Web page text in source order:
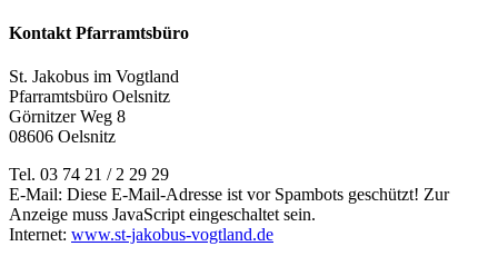
Kontakt Pfarramtsbüro
St. Jakobus im Vogtland
Pfarramtsbüro Oelsnitz
Görnitzer Weg 8
08606 Oelsnitz
Tel. 03 74 21 / 2 29 29
E-Mail: Diese E-Mail-Adresse ist vor Spambots geschützt! Zur
Anzeige muss JavaScript eingeschaltet sein.
Internet: www.st-jakobus-vogtland.de